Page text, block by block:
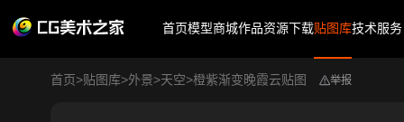
首页模型商城作品资源下载贴图库技术服务
首页>贴图库>外景>天空>橙紫渐变晚霞云贴图 举报